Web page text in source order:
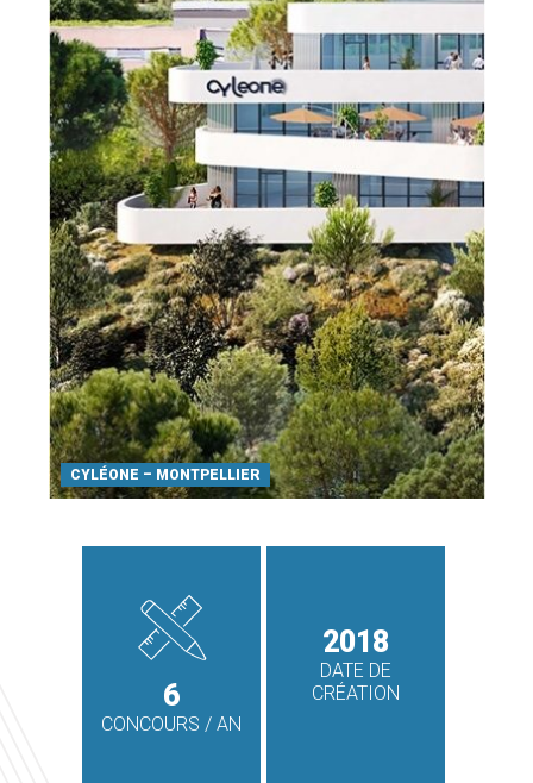
CYLÉONE – MONTPELLIER
6
CONCOURS / AN
2018
DATE DE
CRÉATION